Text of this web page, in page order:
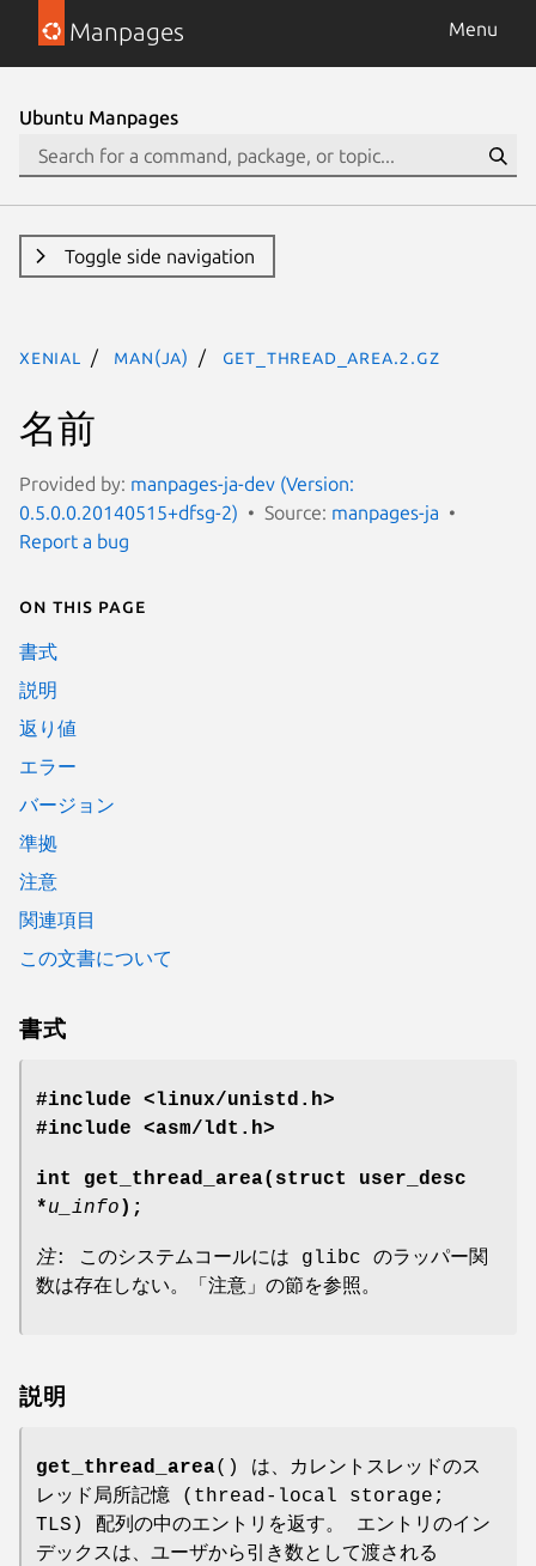
Manpages Menu
Ubuntu Manpages
Toggle side navigation
xenial man(ja) get_thread_area.2.gz
名前
Provided by: manpages-ja-dev (Version:
0.5.0.0.20140515+dfsg-2)
Source: manpages-ja
Report a bug
On this page
書式
説明
返り値
エラー
バージョン
準拠
注意
関連項目
この文書について
書式
#include <linux/unistd.h>
#include <asm/ldt.h>
int get_thread_area(struct user_desc
*u_info );
注: このシステムコールには glibc のラッパー関
数は存在しない。「注意」の節を参照。
説明
get_thread_area() は、カレントスレッドのス
レッド局所記憶 (thread-local storage;
TLS) 配列の中のエントリを返す。 エントリのイン
デックスは、ユーザから引き数として渡される